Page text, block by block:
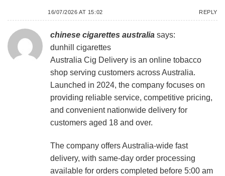
16/07/2026 AT 15:02 REPLY
chinese cigarettes australia says:
dunhill cigarettes
Australia Cig Delivery is an online tobacco
shop serving customers across Australia.
Launched in 2024, the company focuses on
providing reliable service, competitive pricing,
and convenient nationwide delivery for
customers aged 18 and over.
The company offers Australia-wide fast
delivery, with same-day order processing
available for orders completed before 5:00 am